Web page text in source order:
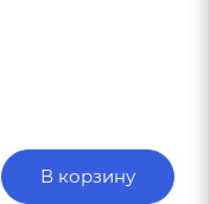
В корзину